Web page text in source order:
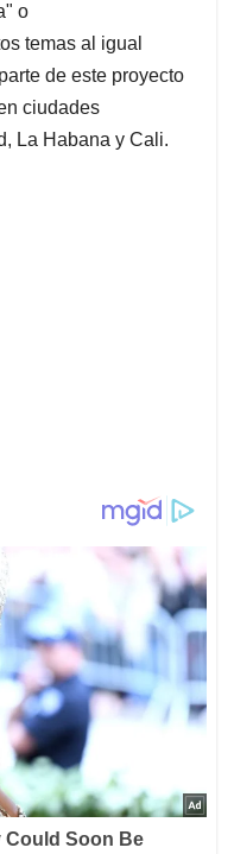
o
temas al igual
de este proyecto
ciudades
La Habana y Cali.